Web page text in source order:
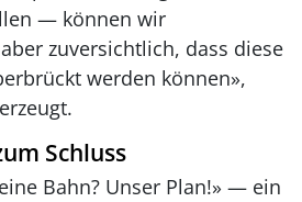
— können wir
zuversichtlich, dass diese
werden können»,
Schluss
Bahn? Unser Plan!» — ein